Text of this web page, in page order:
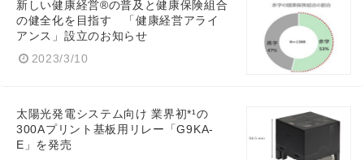
新しい健康経営®の普及と健康保険組合
の健全化を目指す 「健康経営アライ
アンス」設立のお知らせ
2023/3/10
太陽光発電システム向け 業界初*¹の
300Aプリント基板用リレー「G9KA-
E」を発売